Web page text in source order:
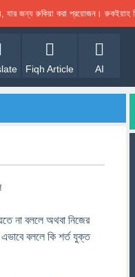
যার জন্য রুকিয়া করা প্রয়োজন।
Fiqh Article AI
না বললে অথবা নিজের
এভাবে বললে কি শর্ত যুক্ত